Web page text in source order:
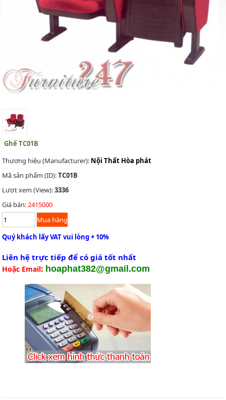
Ghế TC01B
Thương hiệu (Manufacturer): Nội Thất Hòa phát
Mã sản phẩm (ID):TC01B
Lượt xem (View):3336
Giá bán:2415000
Quý khách lấy VAT vui lòng + 10%
Liên hệ trực tiếp để có giá tốt nhất
Hoặc Email: hoaphat382@gmail.com